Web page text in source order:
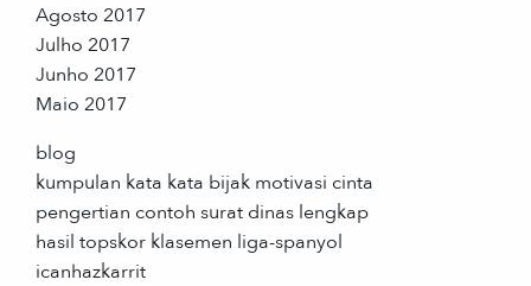
Agosto 2017
Julho 2017
Junho 2017
Maio 2017
blog
kumpulan kata kata bijak motivasi cinta
pengertian contoh surat dinas lengkap
hasil topskor klasemen liga-spanyol
icanhazkarrit